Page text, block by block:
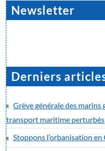
Newsletter
Derniers
Grève générale des marins
transport maritime perturbés
Stoppons l’orbanisation en